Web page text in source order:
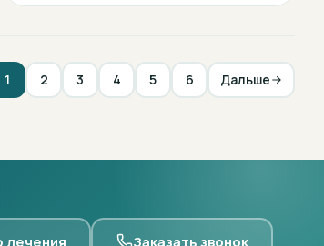
1 2 3 4 5 6 Дальше
лечения Заказать звонок